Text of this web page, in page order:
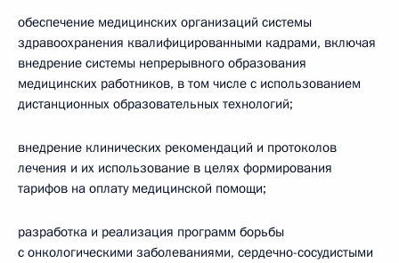
обеспечение медицинских организаций системы
здравоохранения квалифицированными кадрами, включая
внедрение системы непрерывного образования
медицинских работников, в том числе с использованием
дистанционных образовательных технологий;
внедрение клинических рекомендаций и протоколов
лечения и их использование в целях формирования
тарифов на оплату медицинской помощи;
разработка и реализация программ борьбы
с онкологическими заболеваниями, сердечно-сосудистыми